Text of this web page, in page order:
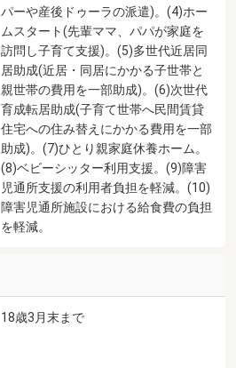
パーや産後ドゥーラの派遣)。(4)ホー
ムスタート(先輩ママ、パパが家庭を
訪問し子育て支援)。(5)多世代近居同
居助成(近居・同居にかかる子世帯と
親世帯の費用を一部助成)。(6)次世代
育成転居助成(子育て世帯へ民間賃貸
住宅への住み替えにかかる費用を一部
助成)。(7)ひとり親家庭休養ホーム。
(8)ベビーシッター利用支援。(9)障害
児通所支援の利用者負担を軽減。(10)
障害児通所施設における給食費の負担
を軽減。
18歳3月末まで